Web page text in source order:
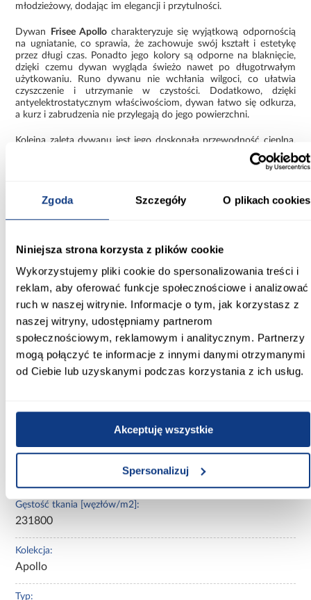
Zgoda Szczegóły O plikach cookies
Niniejsza strona korzysta z plików cookie
Wykorzystujemy pliki cookie do spersonalizowania treści i
reklam, aby oferować funkcje społecznościowe i analizować
ruch w naszej witrynie. Informacje o tym, jak korzystasz z
naszej witryny, udostępniamy partnerom
społecznościowym, reklamowym i analitycznym. Partnerzy
mogą połączyć te informacje z innymi danymi otrzymanymi
od Ciebie lub uzyskanymi podczas korzystania z ich usług.
Akceptuję wszystkie
Spersonalizuj
młodzieżowy, dodając im elegancji i przytulności.
Dywan Frisee Apollocharakteryzuje się wyjątkową odpornością
na ugniatanie, co sprawia, że zachowuje swój kształt i estetykę
przez długi czas. Ponadto jego kolory są odporne na blaknięcie,
dzięki czemu dywan wygląda świeżo nawet po długotrwałym
użytkowaniu. Runo dywanu nie wchłania wilgoci, co ułatwia
czyszczenie i utrzymanie w czystości. Dodatkowo, dzięki
antyelektrostatycznym właściwościom, dywan łatwo się odkurza,
a kurz i zabrudzenia nie przylegają do jego powierzchni.
Kolejną zaletą dywanu jest jego doskonała przewodność cieplna,
co sprawia, że idealnie sprawdzi się na ogrzewaniu podłogowym,
Frisee Apollołączy
swoich wnętrzach.
Szerokość [cm]:
160.00
Długość [cm]:
230.00
Wysokość włosa [mm]:
Waga [g/m2]:
Waga całkowita [g/szt]:
Gęstość tkania [węzłów/m2]:
231800
Kolekcja:
Apollo
Typ: